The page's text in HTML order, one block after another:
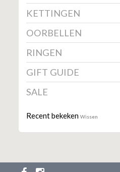
KETTINGEN
OORBELLEN
RINGEN
GIFT GUIDE
SALE
Recent bekeken Wissen